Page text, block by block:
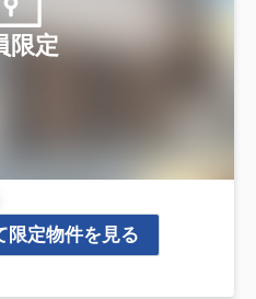
限定
限定物件を見る